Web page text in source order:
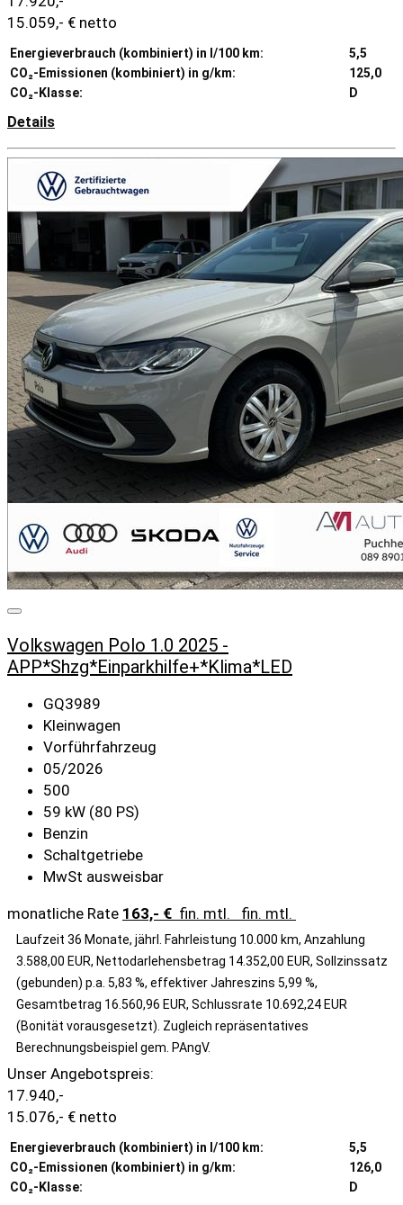
15.059,- € netto
Energieverbrauch (kombiniert) in l/100 km:
5,5
CO₂-Emissionen (kombiniert) in g/km:
125,0
CO₂-Klasse:
D
Details
Volkswagen Polo 1.0 2025 -
APP*Shzg*Einparkhilfe+*Klima*LED
GQ3989
Kleinwagen
Vorführfahrzeug
05/2026
500
59 kW (80 PS)
Benzin
Schaltgetriebe
MwSt ausweisbar
monatliche Rate 163,- € fin. mtl. fin. mtl.
Laufzeit 36 Monate, jährl. Fahrleistung 10.000 km, Anzahlung
3.588,00 EUR, Nettodarlehensbetrag 14.352,00 EUR, Sollzinssatz
(gebunden) p.a. 5,83 %, effektiver Jahreszins 5,99 %,
Gesamtbetrag 16.560,96 EUR, Schlussrate 10.692,24 EUR
(Bonität vorausgesetzt). Zugleich repräsentatives
Berechnungsbeispiel gem. PAngV.
Unser Angebotspreis:
17.940,-
15.076,- € netto
Energieverbrauch (kombiniert) in l/100 km:
5,5
CO₂-Emissionen (kombiniert) in g/km:
126,0
CO₂-Klasse:
D